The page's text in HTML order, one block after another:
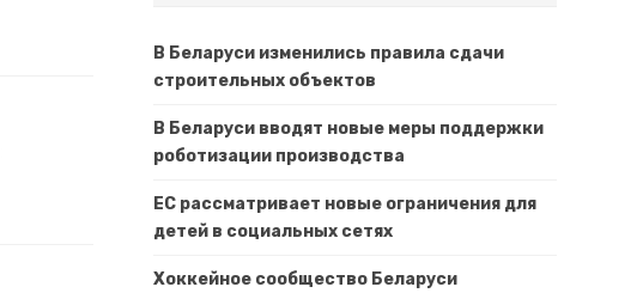
В Беларуси изменились правила сдачи
строительных объектов
В Беларуси вводят новые меры поддержки
роботизации производства
ЕС рассматривает новые ограничения для
детей в социальных сетях
Хоккейное сообщество Беларуси